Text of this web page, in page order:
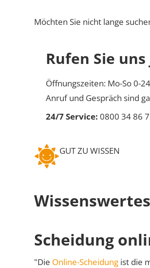
Möchten Sie nicht lange
Rufen Sie
Öffnungszeiten: Mo-So 0-
Anruf und Gespräch sind
24/7 Service: 0800 34 86
GUT ZU WISSEN
Scheidung
"Die Online-Scheidung ist die